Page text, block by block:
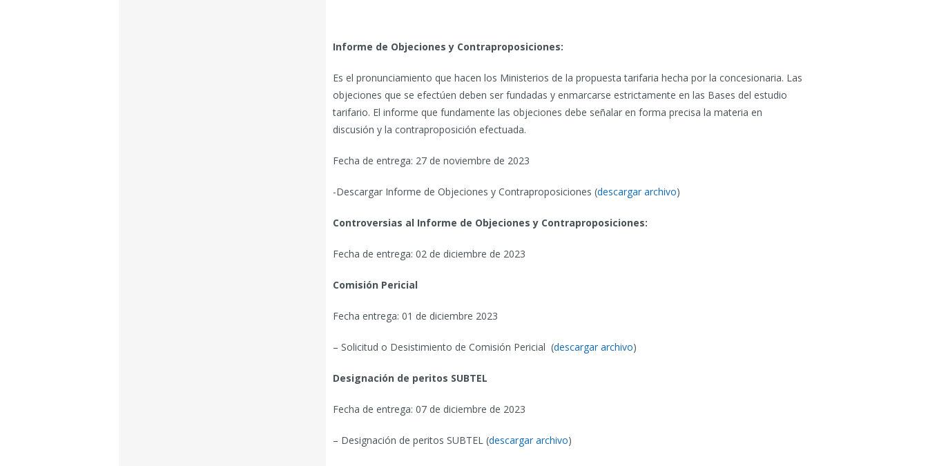
Informe de Objeciones y Contraproposiciones:
Es el pronunciamiento que hacen los Ministerios de la propuesta tarifaria hecha por la concesionaria. Las
objeciones que se efectúen deben ser fundadas y enmarcarse estrictamente en las Bases del estudio
tarifario. El informe que fundamente las objeciones debe señalar en forma precisa la materia en
discusión y la contraproposición efectuada.
Fecha de entrega: 27 de noviembre de 2023
-Descargar Informe de Objeciones y Contraproposiciones (descargar archivo)
Controversias al Informe de Objeciones y Contraproposiciones:
Fecha de entrega: 02 de diciembre de 2023
Comisión Pericial
Fecha entrega: 01 de diciembre 2023
– Solicitud o Desistimiento de Comisión Pericial (descargar archivo)
Designación de peritos SUBTEL
Fecha de entrega: 07 de diciembre de 2023
– Designación de peritos SUBTEL (descargar archivo)